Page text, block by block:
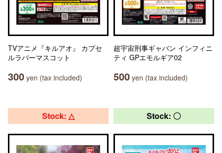
TVアニメ『キルアオ』 カプセ
ルラバーマスコット
300 yen (tax included)
超宇宙刑事ギャバン インフィニ
ティ GPエモルギア02
500 yen (tax included)
Stock: △ Stock: 〇